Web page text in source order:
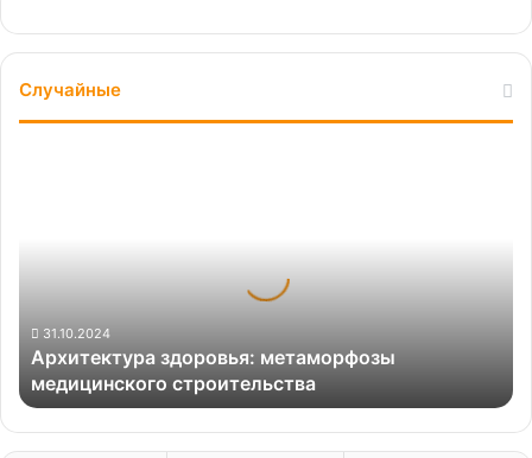
Случайные
31.10.2024
Архитектура здоровья: метаморфозы
медицинского строительства